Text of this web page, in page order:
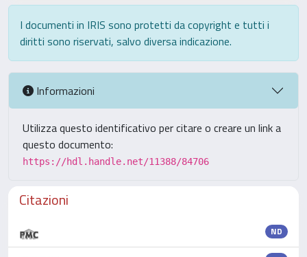
I documenti in IRIS sono protetti da copyright e tutti i
diritti sono riservati, salvo diversa indicazione.
Informazioni
Utilizza questo identificativo per citare o creare un link a
questo documento:
https://hdl.handle.net/11388/84706
Citazioni
ND